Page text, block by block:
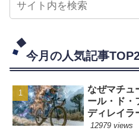
今月の人気記事
なぜマチュ
ール・ド・
ディレイラ
12979 views